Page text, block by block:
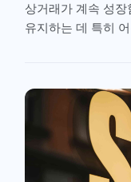
상거래가 계속 성
유지하는 데 특히